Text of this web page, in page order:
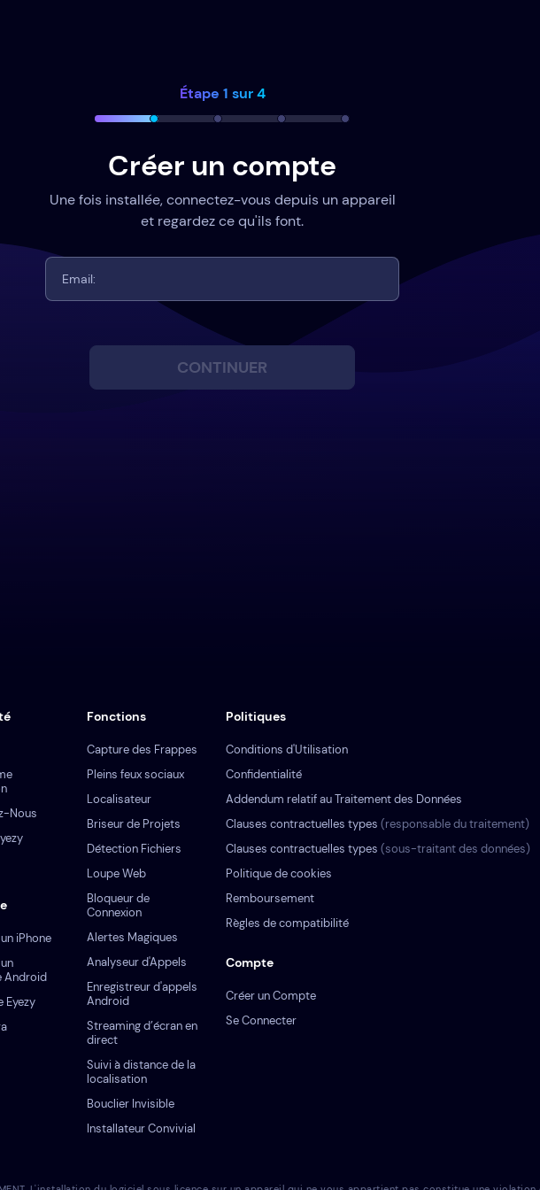
Étape 1 sur 4
Créer un compte
Une fois installée, connectez-vous depuis un appareil
et regardez ce qu'ils font.
CONTINUER
Nous
iPhone
Android
Eyezy
Compte
Créer un Compte
Se Connecter
Politiques
Conditions d'Utilisation
Confidentialité
Addendum relatif au Traitement des Données
Clauses contractuelles types (responsable du traitement)
Clauses contractuelles types (sous-traitant des données)
Politique de cookies
Remboursement
Règles de compatibilité
Fonctions
Capture des Frappes
Pleins feux sociaux
Localisateur
Briseur de Projets
Détection Fichiers
Loupe Web
Bloqueur de
Connexion
Alertes Magiques
Analyseur d'Appels
Enregistreur d'appels
Android
Streaming d’écran en
direct
Suivi à distance de la
localisation
Bouclier Invisible
Installateur Convivial